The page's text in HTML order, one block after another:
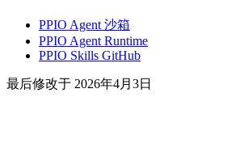
PPIO Agent 沙箱
PPIO Agent Runtime
PPIO Skills GitHub
最后修改于 2026年4月3日